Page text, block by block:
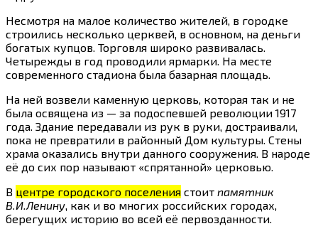
Несмотря на малое количество жителей, в городке
строились несколько церквей, в основном, на деньги
богатых купцов. Торговля широко развивалась.
Четырежды в год проводили ярмарки. На месте
современного стадиона была базарная площадь.
На ней возвели каменную церковь, которая так и не
была освящена из — за подоспевшей революции 1917
года. Здание передавали из рук в руки, достраивали,
пока не превратили в районный Дом культуры. Стены
храма оказались внутри данного сооружения. В народе
её до сих пор называют «спрятанной» церковью.
В центре городского поселения стоит памятник
В.И.Ленину, как и во многих российских городах,
берегущих историю во всей её первозданности.